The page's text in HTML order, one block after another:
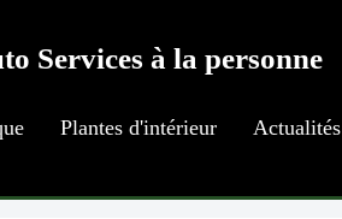
Services à la personne
Plantes d'intérieur Actualités